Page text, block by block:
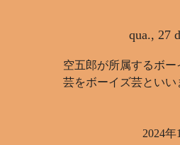
qua., 27
空五郎が所属するボ
芸をボーイズ芸とい
2024